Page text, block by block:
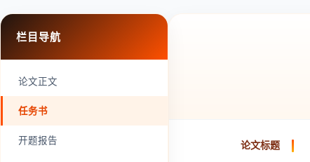
栏目导航
论文正文
任务书
开题报告 论文标题